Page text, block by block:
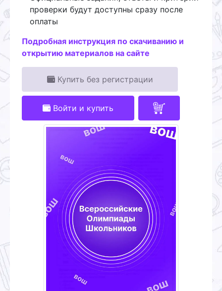
проверки будут доступны сразу после
оплаты
Подробная инструкция по скачиванию и
открытию материалов на сайте
Купить без регистрации
Войти и купить